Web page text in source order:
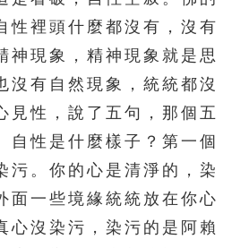
398 399 400
403 404 405
408 409 410
413 414 415
418 419 420
性裡頭什麼都沒有，沒有
神現象，精神現象就是思
沒有自然現象，統統都沒
見性，說了五句，那個五
自性是什麼樣子？第一個
污。你的心是清淨的，染
面一些境緣統統放在你心
心沒染污，染污的是阿賴